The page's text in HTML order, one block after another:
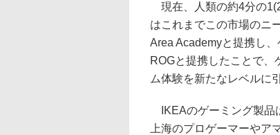
現在、人類の約4分の
はこれまでこの市場のニ
Area Academyと提携し
ROGと提携したことで
ム体験を新たなレベルに
IKEAのゲーミング製品
上海のプロゲーマーやア